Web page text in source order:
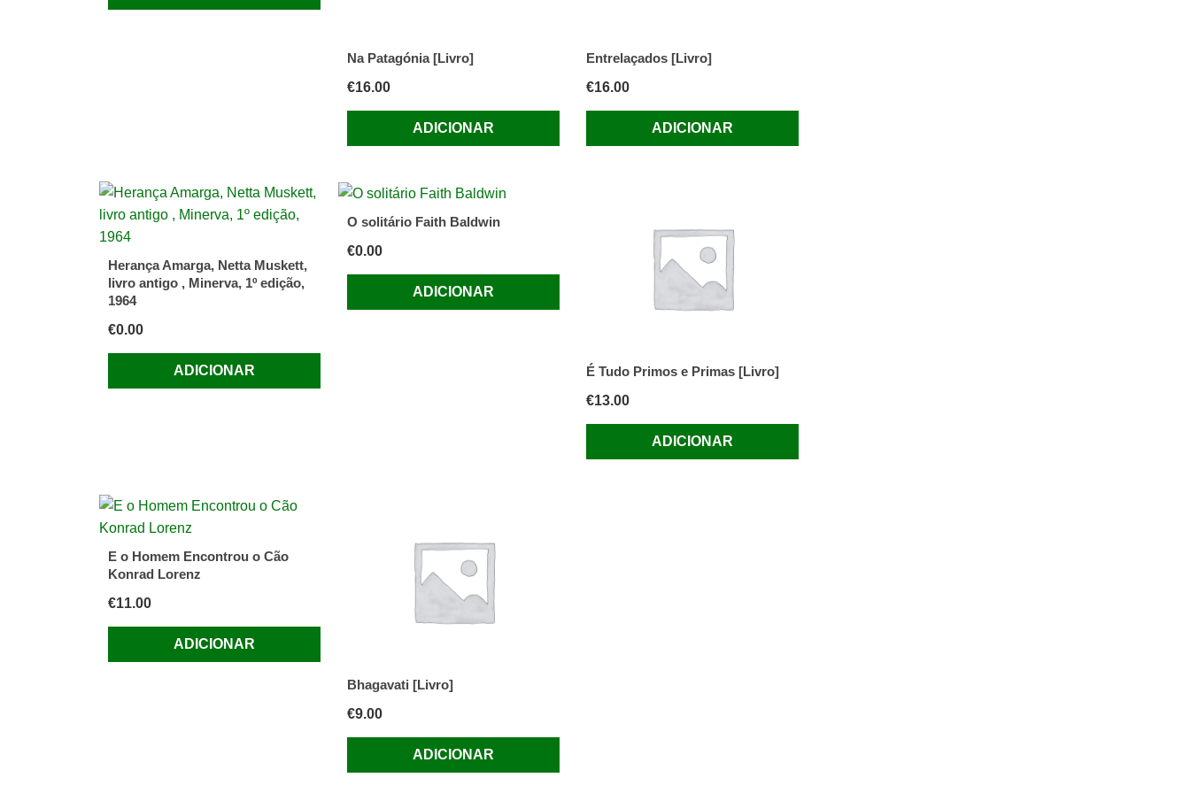
Na Patagónia [Livro]
€16.00
ADICIONAR
Entrelaçados [Livro]
€16.00
ADICIONAR
Herança Amarga, Netta Muskett,
livro antigo , Minerva, 1º edição,
1964
€0.00
ADICIONAR
O solitário Faith Baldwin
€0.00
ADICIONAR
É Tudo Primos e Primas [Livro]
€13.00
ADICIONAR
E o Homem Encontrou o Cão
Konrad Lorenz
€11.00
ADICIONAR
Bhagavati [Livro]
€9.00
ADICIONAR